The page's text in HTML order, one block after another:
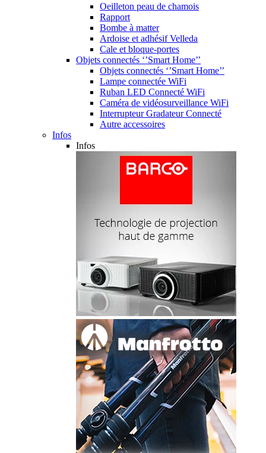
Oeilleton peau de chamois
Rapport
Bombe à matter
Ardoise et adhésif Velleda
Cale et bloque-portes
Objets connectés ‘’Smart Home’’
Objets connectés ‘’Smart Home’’
Lampe connectée WiFi
Ruban LED Connecté WiFi
Caméra de vidéosurveillance WiFi
Interrupteur Gradateur Connecté
Autre accessoires
Infos
Infos